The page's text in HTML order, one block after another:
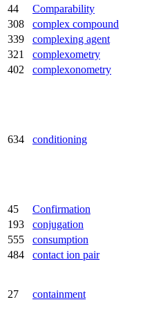
44
Comparability
308
complex compound
339
complexing agent
321
complexometry
402
complexonometry
634 conditioning
45 Confirmation
193
conjugation
555
consumption
484
contact ion pair
27 containment